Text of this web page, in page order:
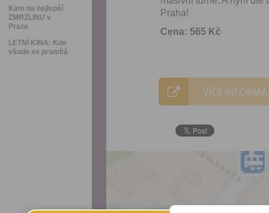
Kam na nejlepší
ZMRZLINU v
Praze
LETNÍ KINA: Kde
všude se promítá
Praha!
Cena: 565 Kč
VÍCE